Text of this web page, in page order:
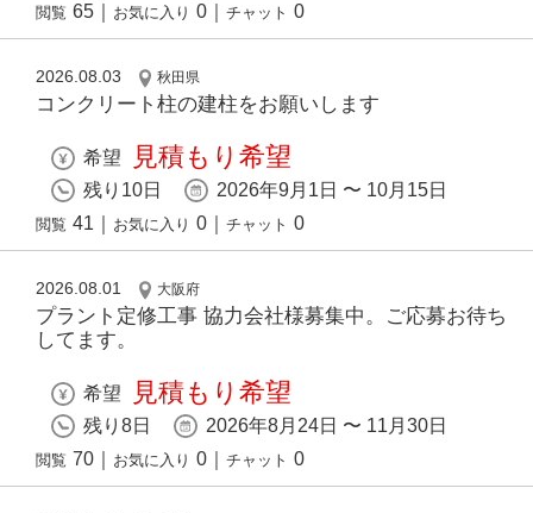
閲覧 65 お気に入り 0 チャット 0
2026.08.03 秋田県
コンクリート柱の建柱をお願いします
希望 見積もり希望
残り10日 2026年9月1日 〜 10月15日
閲覧 41 お気に入り 0 チャット 0
2026.08.01 大阪府
プラント定修工事 協力会社様募集中。ご応募お待ち
してます。
希望 見積もり希望
残り8日 2026年8月24日 〜 11月30日
閲覧 70 お気に入り 0 チャット 0